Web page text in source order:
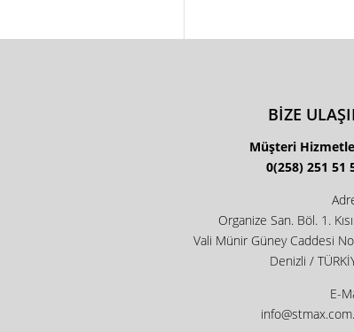
BİZE
Müşteri
0(258) 251 51
Organize San. Böl. 1.
Vali Münir Güney Caddesi
Denizli /
E-